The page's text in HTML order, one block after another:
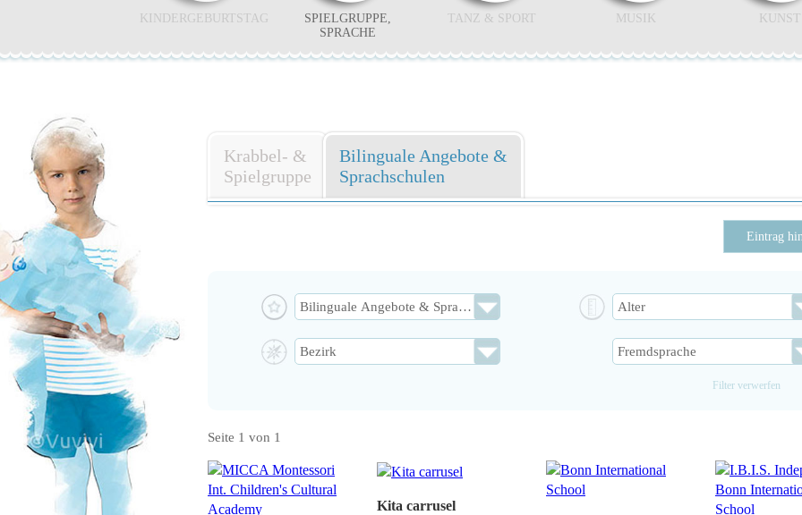
KINDERGEBURTSTAG
SPIELGRUPPE,
SPRACHE
TANZ & SPORT MUSIK KUNST
Krabbel- &
Spielgruppe
Bilinguale Angebote &
Sprachschulen
Eintrag
Filter verwerfen
Seite 1 von 1
Kita carrusel